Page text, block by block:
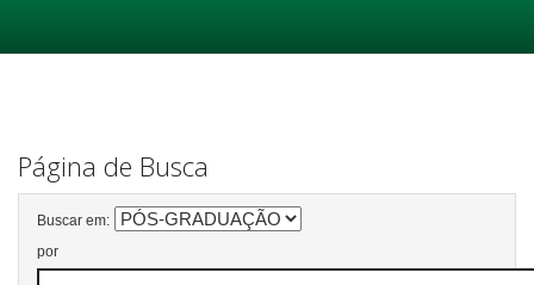
Página de Busca
Buscar em:
por